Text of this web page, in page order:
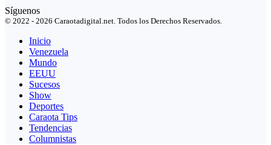
Síguenos
© 2022 - 2026 Caraotadigital.net. Todos los Derechos Reservados.
Inicio
Venezuela
Mundo
EEUU
Sucesos
Show
Deportes
Caraota Tips
Tendencias
Columnistas